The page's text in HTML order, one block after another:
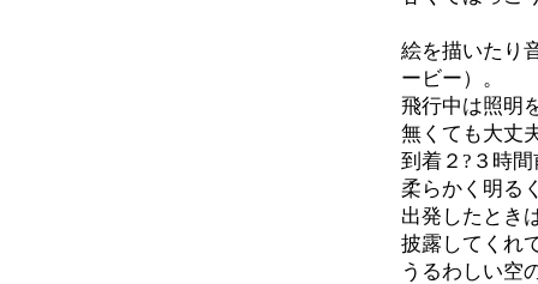
絵を描いたり
ービー）。
飛行中は照明
無くても大丈
到着２?３時
柔らかく明る
出発したとき
披露してくれ
うるわしい空